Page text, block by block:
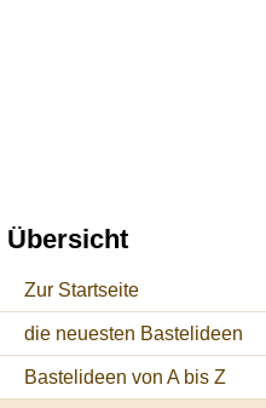
Übersicht
Zur Startseite
die neuesten Bastelideen
Bastelideen von A bis Z